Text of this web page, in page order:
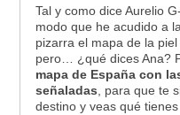
Tal y como dice Aurelio
modo que he acudido a
pizarra el mapa de la
pero… ¿qué dices Ana?
mapa de España con
señaladas, para que te
destino y veas qué